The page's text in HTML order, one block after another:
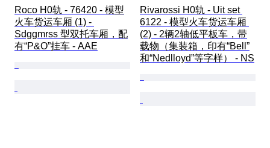
Roco H0轨 - 76420 - 模型
火车货运车厢 (1) -
Sdggmrss 型双托车厢，配
有“P&O”挂车 - AAE
Rivarossi H0轨 - Uit set
6122 - 模型火车货运车厢
(2) - 2辆2轴低平板车，带
载物（集装箱，印有“Bell”
和“Nedlloyd”等字样） - NS